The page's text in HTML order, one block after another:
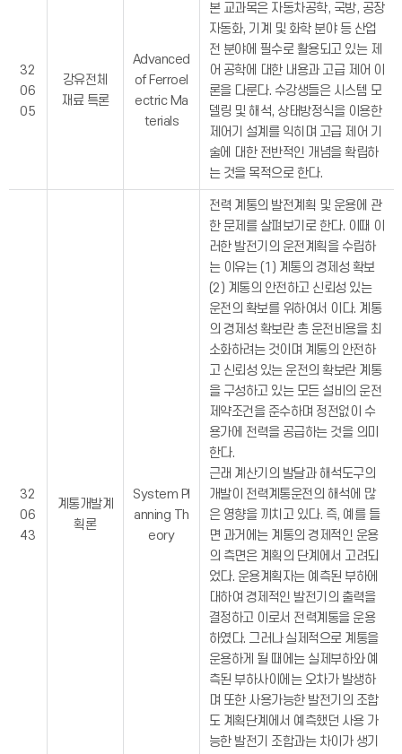
32
06
05
강유전체
재료 특론
Advanced
of Ferroel
ectric Ma
terials
본 교과목은 자동차공학, 국방, 공장
자동화, 기계 및 화학 분야 등 산업
전 분야에 필수로 활용되고 있는 제
어 공학에 대한 내용과 고급 제어 이
론을 다룬다. 수강생들은 시스템 모
델링 및 해석, 상태방정식을 이용한
제어기 설계를 익히며 고급 제어 기
술에 대한 전반적인 개념을 확립하
는 것을 목적으로 한다.
32
06
43
계통개발계
획론
System Pl
anning Th
eory
전력 계통의 발전계획 및 운용에 관
한 문제를 살펴보기로 한다. 이때 이
러한 발전기의 운전계획을 수립하
는 이유는 (1) 계통의 경제성 확보
(2) 계통의 안전하고 신뢰성 있는
운전의 확보를 위하여서 이다. 계통
의 경제성 확보란 총 운전비용을 최
소화하려는 것이며 계통의 안전하
고 신뢰성 있는 운전의 확보란 계통
을 구성하고 있는 모든 설비의 운전
제약조건을 준수하며 정전없이 수
용가에 전력을 공급하는 것을 의미
한다.
근래 계산기의 발달과 해석도구의
개발이 전력계통운전의 해석에 많
은 영향을 끼치고 있다. 즉, 예를 들
면 과거에는 계통의 경제적인 운용
의 측면은 계획의 단계에서 고려되
었다. 운용계획자는 예측된 부하에
대하여 경제적인 발전기의 출력을
결정하고 이로서 전력계통을 운용
하였다. 그러나 실제적으로 계통을
운용하게 될 때에는 실제부하와 예
측된 부하사이에는 오차가 발생하
며 또한 사용가능한 발전기의 조합
도 계획단계에서 예측했던 사용 가
능한 발전기 조합과는 차이가 생기